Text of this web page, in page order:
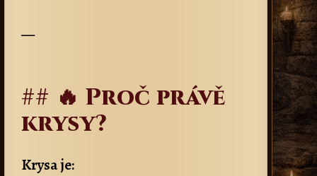
—
## 🔥 Proč právě
krysy?
Krysa je: